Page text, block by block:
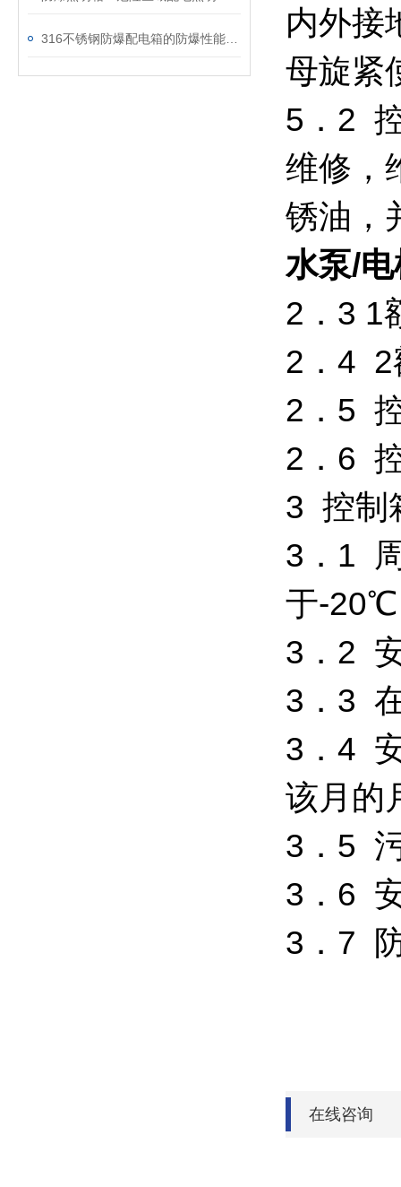
内外接
母旋紧
5．2
维修，
锈油，
水泵/
2．3 1
2．4 2
2．5
2．6
3 控制
3．1
于-20℃
3．2
3．3
3．4
该月的
3．5
3．6
3．7
在线咨询